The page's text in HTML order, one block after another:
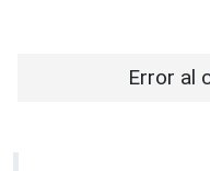
Error al